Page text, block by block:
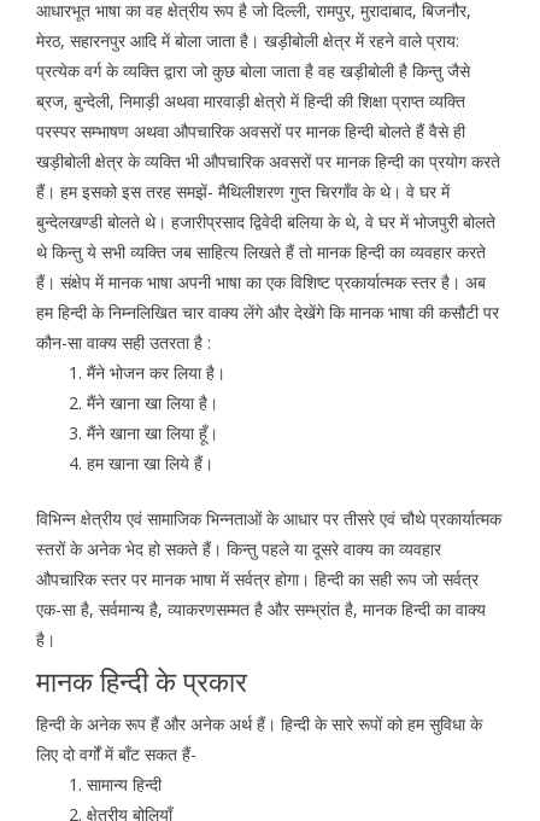
आधारभूत भाषा का वह क्षेत्रीय रूप है जो दिल्ली, रामपुर, मुरादाबाद, बिजनौर,
मेरठ, सहारनपुर आदि में बोला जाता है। खड़ीबोली क्षेत्र में रहने वाले प्राय:
प्रत्येक वर्ग के व्यक्ति द्वारा जो कुछ बोला जाता है वह खड़ीबोली है किन्तु जैसे
ब्रज, बुन्देली, निमाड़ी अथवा मारवाड़ी क्षेत्रो में हिन्दी की शिक्षा प्राप्त व्यक्ति
परस्पर सम्भाषण अथवा औपचारिक अवसरों पर मानक हिन्दी बोलते हैं वैसे ही
खड़ीबोली क्षेत्र के व्यक्ति भी औपचारिक अवसरों पर मानक हिन्दी का प्रयोग करते
हैं। हम इसको इस तरह समझें- मैथिलीशरण गुप्त चिरगाँव के थे। वे घर में
बुन्देलखण्डी बोलते थे। हजारीप्रसाद द्विवेदी बलिया के थे, वे घर में भोजपुरी बोलते
थे किन्तु ये सभी व्यक्ति जब साहित्य लिखते हैं तो मानक हिन्दी का व्यवहार करते
हैं। संक्षेप में मानक भाषा अपनी भाषा का एक विशिष्ट प्रकार्यात्मक स्तर है। अब
हम हिन्दी के निम्नलिखित चार वाक्य लेंगे और देखेंगे कि मानक भाषा की कसौटी पर
कौन-सा वाक्य सही उतरता है :
मैंने भोजन कर लिया है।
मैंने खाना खा लिया है।
मैंने खाना खा लिया हूँ।
हम खाना खा लिये हैं।
विभिन्न क्षेत्रीय एवं सामाजिक भिन्नताओं के आधार पर तीसरे एवं चौथे प्रकार्यात्मक
स्तरों के अनेक भेद हो सकते हैं। किन्तु पहले या दूसरे वाक्य का व्यवहार
औपचारिक स्तर पर मानक भाषा में सर्वत्र होगा। हिन्दी का सही रूप जो सर्वत्र
एक-सा है, सर्वमान्य है, व्याकरणसम्मत है और सम्भ्रांत है, मानक हिन्दी का वाक्य
है।
मानक हिन्दी के प्रकार
हिन्दी के अनेक रूप हैं और अनेक अर्थ हैं। हिन्दी के सारे रूपों को हम सुविधा के
लिए दो वर्गों में बाँट सकत हैं-
सामान्य हिन्दी
क्षेत्रीय बोलियाँ